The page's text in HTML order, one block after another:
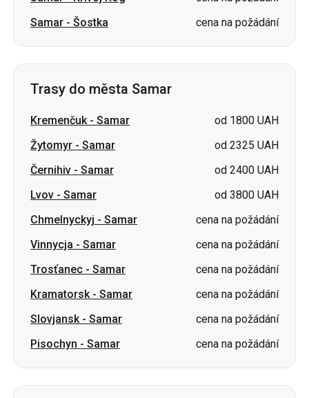
Samar - Šostka cena na požádání
Trasy do města Samar
Kremenčuk- Samar
od 1800 UAH
Žytomyr - Samar
od 2325 UAH
Černihiv - Samar
od 2400 UAH
Lvov - Samar
od 3800 UAH
Chmelnyckyj - Samar
cena na požádání
Vinnycja - Samar
cena na požádání
Trosťanec - Samar
cena na požádání
Kramatorsk- Samar
cena na požádání
Slovjansk- Samar
cena na požádání
Pisochyn - Samar cena na požádání